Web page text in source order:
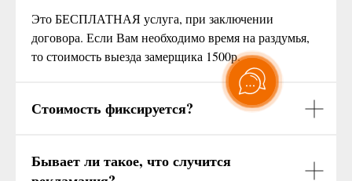
Это БЕСПЛАТНАЯ услуга, при заключении
договора. Если Вам необходимо время на раздумья,
то стоимость выезда замерщика 1500р.
Стоимость фиксируется?
Бывает ли такое, что случится